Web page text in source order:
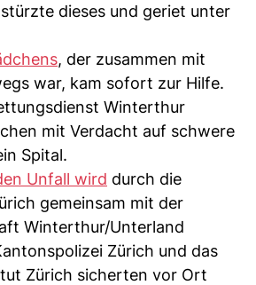
dieses und geriet unter
, der zusammen mit
war, kam sofort zur Hilfe.
Winterthur
mit Verdacht auf schwere
Spital.
Unfall wird durch die
gemeinsam mit der
Winterthur/Unterland
Zürich und das
Zürich sicherten vor Ort